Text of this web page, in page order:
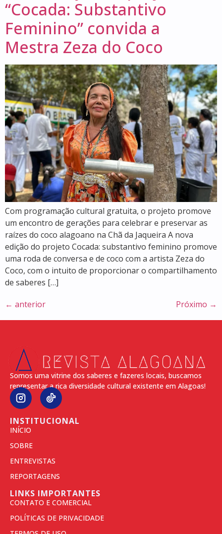
“Cocada: Substantivo
Feminino” convida a
Mestra Zeza do Coco
Com programação cultural gratuita, o projeto promove
um encontro de gerações para celebrar e preservar as
raízes do coco alagoano na Chã da Jaqueira A nova
edição do projeto Cocada: substantivo feminino promove
uma roda de conversa e de coco com a artista Zeza do
Coco, com o intuito de proporcionar o compartilhamento
de saberes […]
← anterior Próximo →
Somos uma vitrine dos saberes e fazeres locais, buscamos
representar a rica diversidade cultural existente em Alagoas!
INSTITUCIONAL
INÍCIO
SOBRE
ENTREVISTAS
REPORTAGENS
LINKS IMPORTANTES
CONTATO E COMERCIAL
POLÍTICAS DE PRIVACIDADE